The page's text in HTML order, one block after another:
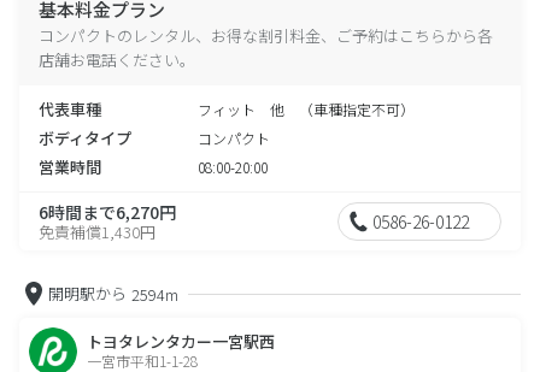
基本料金プラン
コンパクトのレンタル、お得な割引料金、ご予約はこちらから各
店舗お電話ください。
代表車種 フィット 他 （車種指定不可）
ボディタイプ コンパクト
営業時間 08:00-20:00
6時間まで6,270円
免責補償1,430円 0586-26-0122
開明駅から 2594m
トヨタレンタカー一宮駅西
一宮市平和1-1-28